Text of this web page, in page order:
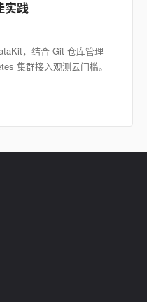
实践
，结合 Git 仓库管理
集群接入观测云门槛。